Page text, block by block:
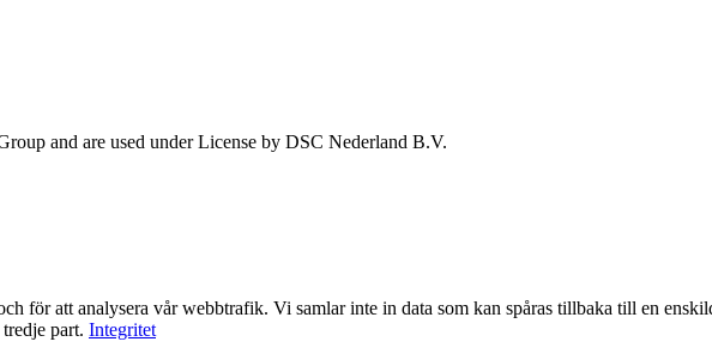
and are used under License by DSC Nederland B.V.
för att analysera vår webbtrafik. Vi samlar inte in data som kan spåras tillbaka till en
part. Integritet